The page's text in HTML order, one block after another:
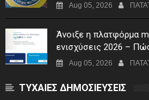
Aug 05, 2026
Άνοιξε η πλατφόρμα
ενισχύσεις 2026 –
Αίτηση Ενίσχυσης
Aug 05, 2026
ΤΥΧΑΙΕΣ ΔΗΜΟΣΙΕΥΣΕΙΣ